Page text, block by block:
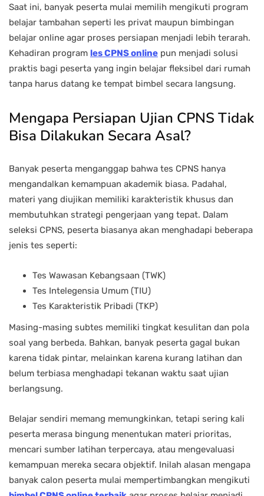
Saat ini, banyak peserta mulai memilih mengikuti program
belajar tambahan seperti les privat maupun bimbingan
belajar online agar proses persiapan menjadi lebih terarah.
Kehadiran program les CPNS online pun menjadi solusi
praktis bagi peserta yang ingin belajar fleksibel dari rumah
tanpa harus datang ke tempat bimbel secara langsung.
Mengapa Persiapan Ujian CPNS Tidak
Bisa Dilakukan Secara Asal?
Banyak peserta menganggap bahwa tes CPNS hanya
mengandalkan kemampuan akademik biasa. Padahal,
materi yang diujikan memiliki karakteristik khusus dan
membutuhkan strategi pengerjaan yang tepat. Dalam
seleksi CPNS, peserta biasanya akan menghadapi beberapa
jenis tes seperti:
Tes Wawasan Kebangsaan (TWK)
Tes Intelegensia Umum (TIU)
Tes Karakteristik Pribadi (TKP)
Masing-masing subtes memiliki tingkat kesulitan dan pola
soal yang berbeda. Bahkan, banyak peserta gagal bukan
karena tidak pintar, melainkan karena kurang latihan dan
belum terbiasa menghadapi tekanan waktu saat ujian
berlangsung.
Belajar sendiri memang memungkinkan, tetapi sering kali
peserta merasa bingung menentukan materi prioritas,
mencari sumber latihan terpercaya, atau mengevaluasi
kemampuan mereka secara objektif. Inilah alasan mengapa
banyak calon peserta mulai mempertimbangkan mengikuti